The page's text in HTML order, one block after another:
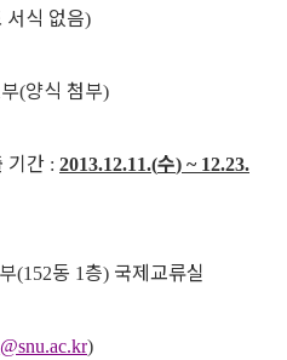
서식 없음)
부(양식 첨부)
기간 : 2013.12.11.(수) ~ 12.23.
(152동 1 층) 국제교류실
)